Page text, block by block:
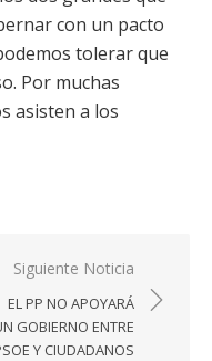
con un pacto
tolerar que
Por muchas
asisten a los
Siguiente Noticia
EL PP NO APOYARÁ
GOBIERNO ENTRE
Y CIUDADANOS